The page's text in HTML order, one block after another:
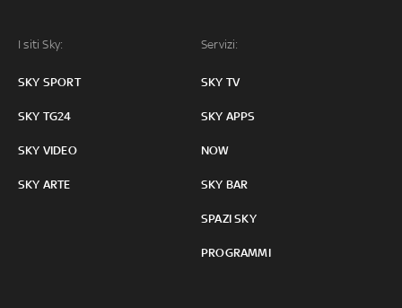
I siti Sky:
SKY SPORT
SKY TG24
SKY VIDEO
SKY ARTE
Servizi:
SKY TV
SKY APPS
NOW
SKY BAR
SPAZI SKY
PROGRAMMI